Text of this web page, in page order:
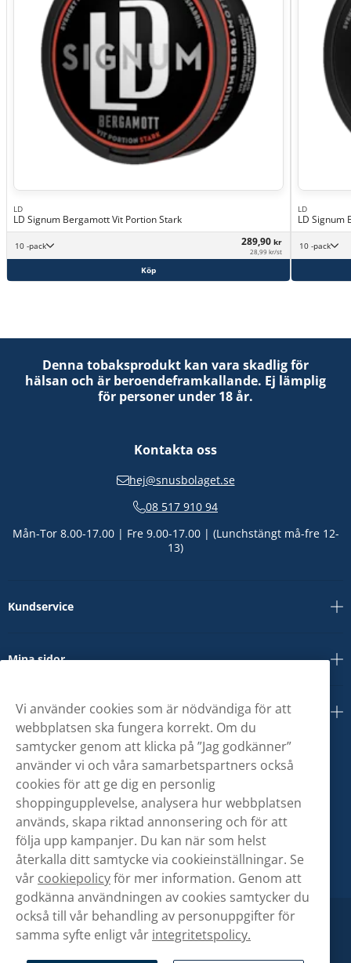
LD
LD Signum Bergamott Vit Portion Stark
10 -pack 289,90 kr
28,99 kr/st
Köp
LD
LD Signum
10 -pack
Denna tobaksprodukt kan vara skadlig för
hälsan och är beroendeframkallande. Ej lämplig
för personer under 18 år.
Kontakta oss
hej@snusbolaget.se
08 517 910 94
Mån-Tor 8.00-17.00 | Fre 9.00-17.00 | (Lunchstängt må-fre 12-
13)
Kundservice
Mina sidor
Om oss
Vi använder cookies som är nödvändiga för att
webbplatsen ska fungera korrekt. Om du
samtycker genom att klicka på ”Jag godkänner”
använder vi och våra samarbetspartners också
cookies för att ge dig en personlig
shoppingupplevelse, analysera hur webbplatsen
används, skapa riktad annonsering och för att
följa upp kampanjer. Du kan när som helst
återkalla ditt samtycke via cookieinställningar. Se
vår cookiepolicyför mer information. Genom att
godkänna användningen av cookies samtycker du
också till vår behandling av personuppgifter för
samma syfte enligt vår integritetspolicy.